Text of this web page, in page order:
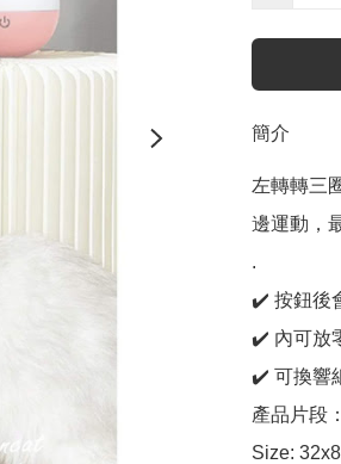
簡介
左轉轉三
邊運動，
.
✔️ 按鈕後
✔️ 內可放
✔️ 可換響
產品片段
Size: